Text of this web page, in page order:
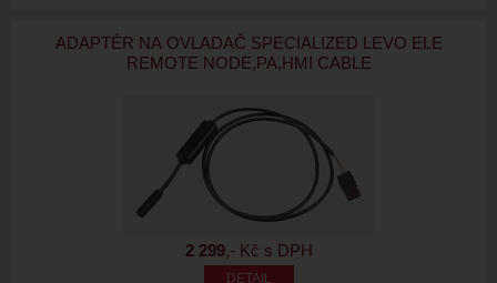
ADAPTÉR NA OVLADAČ SPECIALIZED LEVO ELE
REMOTE NODE,PA,HMI CABLE
2 299,- Kč s DPH